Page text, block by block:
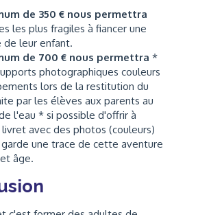
de 350 € nous permettra
les plus fragiles à fiancer une
de leur enfant.
de 700 € nous permettra *
photographiques couleurs
lors de la restitution du
par les élèves aux parents au
l'eau * si possible d'offrir à
avec des photos (couleurs)
garde une trace de cette aventure
âge.